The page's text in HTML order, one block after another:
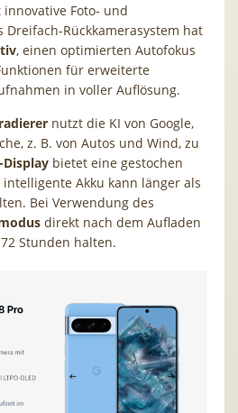
Foto‑ und
Dreifach-Rückkamerasystem hat
, einen optimierten Autofokus
für erweiterte
in voller Auflösung.
nutzt die KI von Google,
z. B. von Autos und Wind, zu
Display bietet eine gestochen
Akku kann länger als
Bei Verwendung des
direkt nach dem Aufladen
Stunden halten.